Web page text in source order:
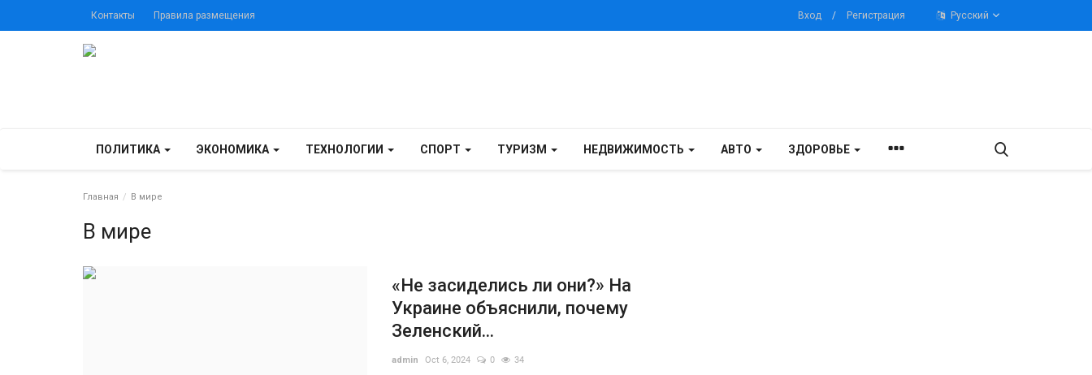
Контакты Правила размещения Вход / Регистрация Русский
ПОЛИТИКА ЭКОНОМИКА ТЕХНОЛОГИИ СПОРТ ТУРИЗМ НЕДВИЖИМОСТЬ АВТО ЗДОРОВЬЕ
Главная В мире
В мире
«Не засиделись ли они?» На
Украине объяснили, почему
Зеленский...
admin Oct 6, 2024 0 34